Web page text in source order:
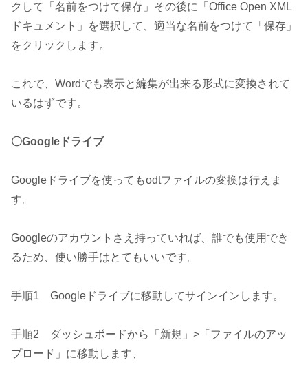
クして「名前をつけて保存」その後に「Office Open XML
ドキュメント」を選択して、適当な名前をつけて「保存」
をクリックします。
これで、Wordでも表示と編集が出来る形式に変換されて
いるはずです。
〇Googleドライブ
Googleドライブを使ってもodtファイルの変換は行えま
す。
Googleのアカウントさえ持っていれば、誰でも使用でき
るため、使い勝手はとてもいいです。
手順1 Googleドライブに移動してサインインします。
手順2 ダッシュボードから「新規」>「ファイルのアッ
プロード」に移動します、